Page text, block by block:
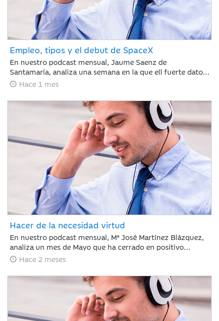
Empleo, tipos y el debut de SpaceX
En nuestro podcast mensual, Jaume Saenz de
Santamaría, analiza una semana en la que ell fuerte dato
de empleo en EE. UU. ha frenado el optimismo del Nasdaq
por la inflación, justo antes del debut de SpaceX. Esta
volatilidad contrasta con la estabilidad del crudo y la
rotación hacia el consumo básico, mientras los inversores
asumen un escenario de endurecimiento monetario.
Hace 1 mes
Hacer de la necesidad virtud
En nuestro podcast mensual, Mª José Martínez Blázquez,
analiza un mes de Mayo que ha cerrado en positivo
impulsado por resultados corporativos y el auge global de
reducirse la tensión en el estrecho de Ormuz, mientras
que la renta fija mostró recuperación ante la
estabilización de la deuda pública. En este contexto, el
mercado demostró ser caprichoso, haciendo clave ignorar
el ruido a corto plazo.
Hace 2 meses